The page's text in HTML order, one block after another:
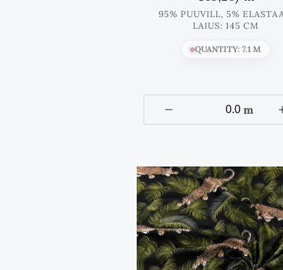
hind
95% PUUVILL, 5%
LAIUS: 145 CM
QUANTITY: 7.1 M
m